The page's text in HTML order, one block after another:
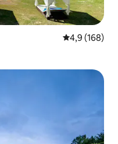
4,9 de uma
4,9 (168)